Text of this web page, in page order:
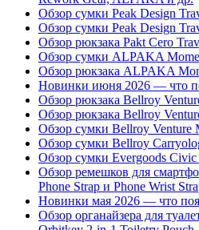
Обзор сумки Peak Design
Обзор сумки Peak Design
Обзор рюкзака Pakt Cero
Обзор сумки ALPAKA
Обзор рюкзака ALPAKA
Новинки июня 2026 — что
Обзор рюкзака Bellroy
Обзор рюкзака Bellroy
Обзор сумки Bellroy Venture
Обзор сумки Bellroy
Обзор сумки Evergoods Civic
Обзор ремешков для
Phone Strap и Phone Wrist
Новинки мая 2026 — что
Обзор органайзера для